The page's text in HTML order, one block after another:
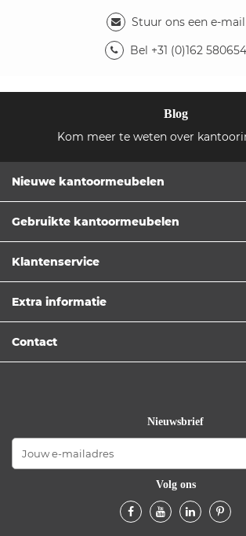
Stuur ons een e-mail
Bel +31 (0)162 580654
Blog
Kom meer te weten over
Nieuwe kantoormeubelen
Gebruikte kantoormeubelen
Klantenservice
Extra informatie
Contact
Nieuwsbrief
Volg ons